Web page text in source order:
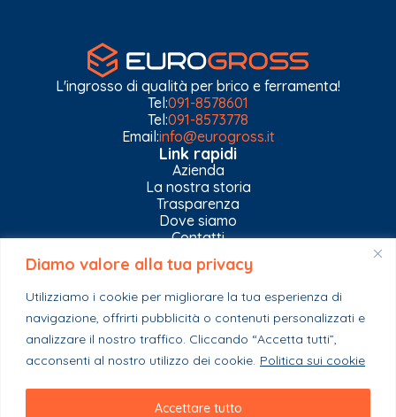
Diamo valore alla tua privacy
Utilizziamo i cookie per migliorare la tua esperienza di
navigazione, offrirti pubblicità o contenuti personalizzati e
analizzare il nostro traffico. Cliccando “Accetta tutti”,
acconsenti al nostro utilizzo dei cookie. Politica sui cookie
Accettare tutto
L'ingrosso di qualità per brico e ferramenta!
Tel:091-8578601
Tel:091-8573778
Email:info@eurogross.it
Link rapidi
Azienda
La nostra storia
Trasparenza
Dove siamo
Contatti
Privacy Policy
Gestisci impostazioni Cookies
Esplora il catalogo
Casa
Ferramenta & Co.
Giardino e agricoltura
Stagionali